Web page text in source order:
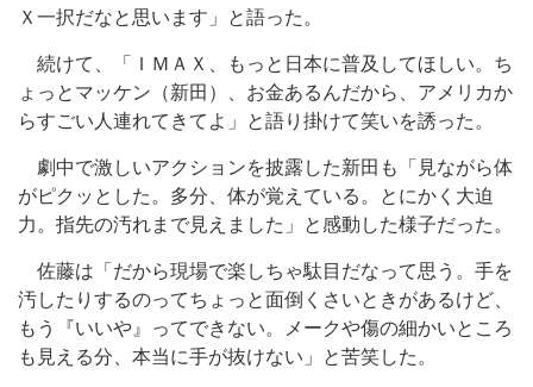
Ｘ一択だなと思います」と語った。
続けて、「ＩＭＡＸ、もっと日本に普及してほしい。ち
ょっとマッケン（新田）、お金あるんだから、アメリカか
らすごい人連れてきてよ」と語り掛けて笑いを誘った。
劇中で激しいアクションを披露した新田も「見ながら体
がピクッとした。多分、体が覚えている。とにかく大迫
力。指先の汚れまで見えました」と感動した様子だった。
佐藤は「だから現場で楽しちゃ駄目だなって思う。手を
汚したりするのってちょっと面倒くさいときがあるけど、
もう『いいや』ってできない。メークや傷の細かいところ
も見える分、本当に手が抜けない」と苦笑した。